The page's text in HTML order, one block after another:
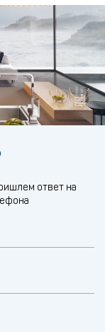
ответ на